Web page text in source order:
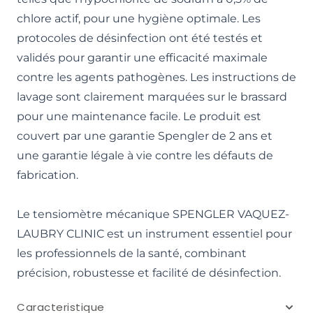
chlore actif, pour une hygiène optimale. Les
protocoles de désinfection ont été testés et
validés pour garantir une efficacité maximale
contre les agents pathogènes. Les instructions de
lavage sont clairement marquées sur le brassard
pour une maintenance facile. Le produit est
couvert par une garantie Spengler de 2 ans et
une garantie légale à vie contre les défauts de
fabrication.
Le tensiomètre mécanique SPENGLER VAQUEZ-
LAUBRY CLINIC est un instrument essentiel pour
les professionnels de la santé, combinant
précision, robustesse et facilité de désinfection.
Caracteristique